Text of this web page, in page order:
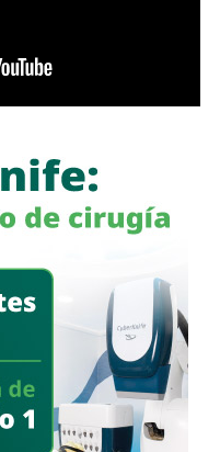
que había una barda
de los que piden la
que, a propósito, no
que intentan
indique para qué o
otras en toda la
no es para que se
de Carranza o
señales que indican
50 km/h, algunas casi